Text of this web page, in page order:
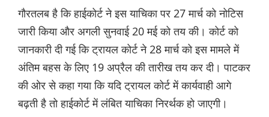
गौरतलब है कि हाईकोर्ट ने इस याचिका पर 27 मार्च को नोटिस
जारी किया और अगली सुनवाई 20 मई को तय की। कोर्ट को
जानकारी दी गई कि ट्रायल कोर्ट ने 28 मार्च को इस मामले में
अंतिम बहस के लिए 19 अप्रैल की तारीख तय कर दी। पाटकर
की ओर से कहा गया कि यदि ट्रायल कोर्ट में कार्यवाही आगे
बढ़ती है तो हाईकोर्ट में लंबित याचिका निरर्थक हो जाएगी।